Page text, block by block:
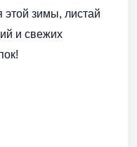
зимы, листай
и свежих